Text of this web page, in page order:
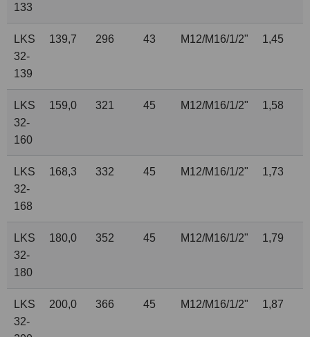
133
LKS
32-
139
139,7 296 43 M12/M16/1/2" 1,45
LKS
32-
160
159,0 321 45 M12/M16/1/2" 1,58
LKS
32-
168
168,3 332 45 M12/M16/1/2" 1,73
LKS
32-
180
180,0 352 45 M12/M16/1/2" 1,79
LKS
32-
200,0 366 45 M12/M16/1/2" 1,87